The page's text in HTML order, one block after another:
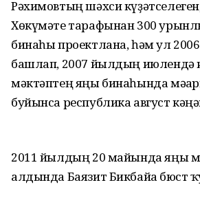
Рәхимовтың шәхси
Хөкүмәте тарафынан 300
бинаһы проектлана, һәм ул
башлап, 2007 йылдың июлендә
мәктәптең яңы бинаһында
буйынса республика август
2011 йылдың 20 майында яңы
алдында Баязит Бикбайға бюст